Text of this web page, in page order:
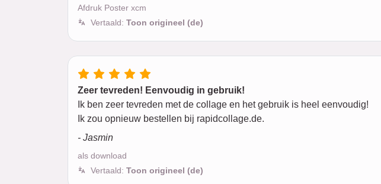
Afdruk Poster xcm
Vertaald: Toon origineel (de)
Zeer tevreden! Eenvoudig in gebruik!
Ik ben zeer tevreden met de collage en het gebruik is heel eenvoudig!
Ik zou opnieuw bestellen bij rapidcollage.de.
- Jasmin
als download
Vertaald: Toon origineel (de)